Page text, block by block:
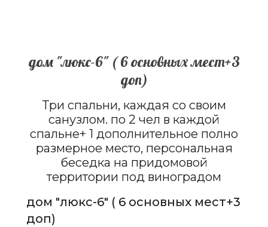
дом "люкс-6" ( 6 основных мест+3
доп)
Три спальни, каждая со своим
санузлом. по 2 чел в каждой
спальне+ 1 дополнительное полно
размерное место, персональная
беседка на придомовой
территории под виноградом
дом "люкс-6" ( 6 основных мест+3
доп)